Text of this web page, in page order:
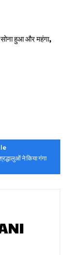
हुआ और महंगा,
श्रद्धालुओं ने किया गंगा